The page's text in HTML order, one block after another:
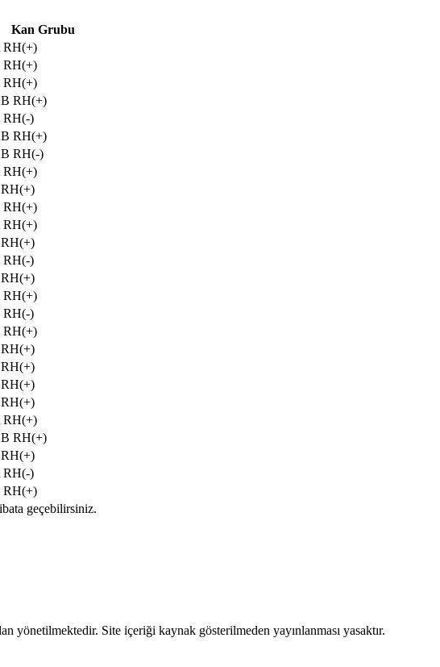
Kan Grubu
geçebilirsiniz.
RH(+)
RH(+)
RH(+)
RH(+)
RH(-)
RH(+)
RH(-)
RH(+)
RH(+)
RH(+)
RH(-)
RH(+)
RH(-)
RH(+)
RH(+)
RH(+)
RH(-)
RH(+)
yönetilmektedir. Site içeriği kaynak gösterilmeden yayınlanması yasaktır.